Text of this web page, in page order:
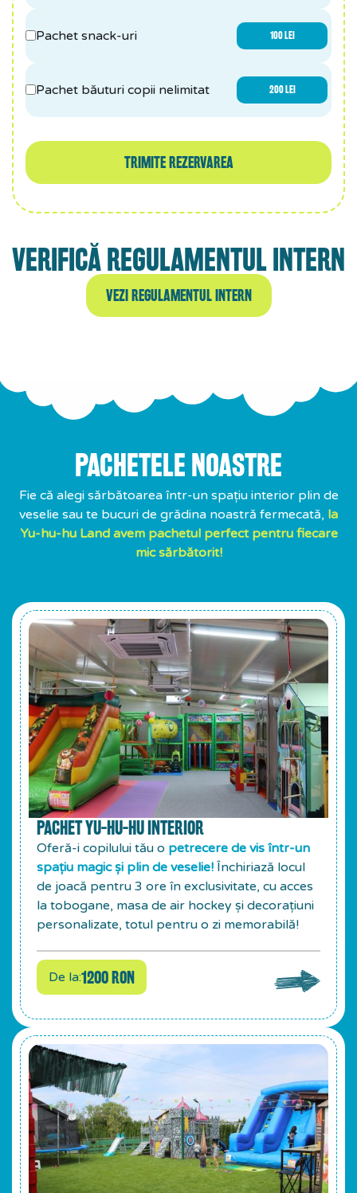
Pachet snack-uri 100 LEI
Pachet băuturi copii nelimitat 200 LEI
VERIFICĂ REGULAMENTUL INTERN
VEZI REGULAMENTUL INTERN
PACHETELE NOASTRE
Fie că alegi sărbătoarea într-un spațiu interior plin de
veselie sau te bucuri de grădina noastră fermecată, la
Yu-hu-hu Land avem pachetul perfect pentru fiecare
mic sărbătorit!
PACHET YU-HU-HU INTERIOR
Oferă-i copilului tău o petrecere de vis într-un
spațiu magic și plin de veselie! Închiriază locul
de joacă pentru 3 ore în exclusivitate, cu acces
la tobogane, masa de air hockey și decorațiuni
personalizate, totul pentru o zi memorabilă!
De la:1200 RON